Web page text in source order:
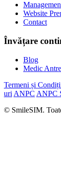
Website
Contact
Învățare
Blog
Medic
Termeni și
uri ANPC ANPC
© SmileSIM.